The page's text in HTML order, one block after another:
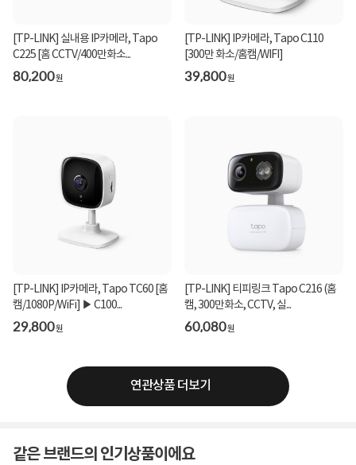
[TP-LINK] 실내용 IP카메라, Tapo
C225 [홈 CCTV/400만화소...
80,200원
[TP-LINK] IP카메라, Tapo C110
[300만 화소/홈캠/WIFI]
39,800원
[TP-LINK] IP카메라, Tapo TC60 [홈
캠/1080P/WiFi] ▶ C100...
29,800원
[TP-LINK] 티피링크 Tapo C216 (홈
캠, 300만화소, CCTV, 실...
60,080원
연관상품 더보기
같은 브랜드의 인기상품이에요